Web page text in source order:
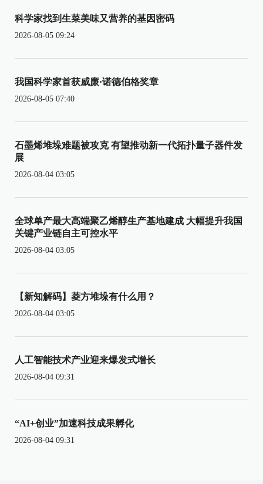
科学家找到生菜美味又营养的基因密码
2026-08-05 09:24
我国科学家首获威廉·诺德伯格奖章
2026-08-05 07:40
石墨烯堆垛难题被攻克 有望推动新一代拓扑量子器件发
展
2026-08-04 03:05
全球单产最大高端聚乙烯醇生产基地建成 大幅提升我国
关键产业链自主可控水平
2026-08-04 03:05
【新知解码】菱方堆垛有什么用？
2026-08-04 03:05
人工智能技术产业迎来爆发式增长
2026-08-04 09:31
“AI+创业”加速科技成果孵化
2026-08-04 09:31